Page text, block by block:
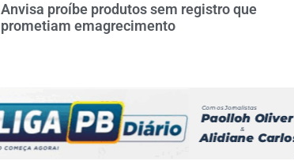
Anvisa proíbe produtos sem registro que
prometiam emagrecimento